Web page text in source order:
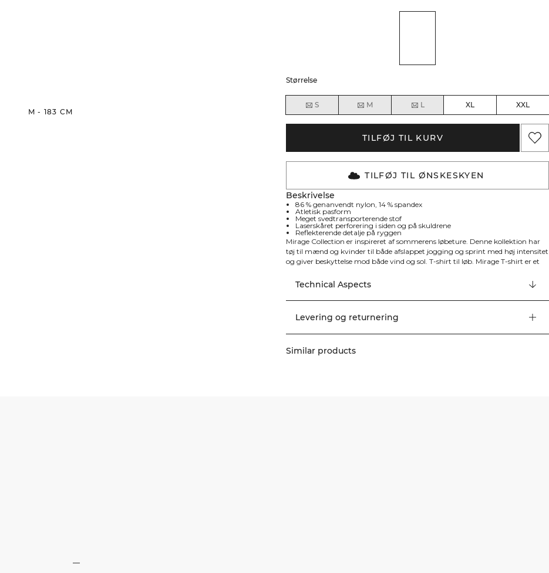
M - 183 CM
Størrelse
S M L XL XXL
TILFØJ TIL KURV
TILFØJ TIL ØNSKESKYEN
Beskrivelse
86 % genanvendt nylon, 14 % spandex
Atletisk pasform
Meget svedtransporterende stof
Laserskåret perforering i siden og på skuldrene
Reflekterende detalje på ryggen
Mirage Collection er inspireret af sommerens løbeture. Denne kollektion har
tøj til mænd og kvinder til både afslappet jogging og sprint med høj intensitet
og giver beskyttelse mod både vind og sol. T-shirt til løb. Mirage T-shirt er et
fugttransporterende egenskaber samt laserskårne perforeringer til ventilation.
86% genanvendt nylon, 14% elastan
Technical Aspects
Levering og returnering
Similar products